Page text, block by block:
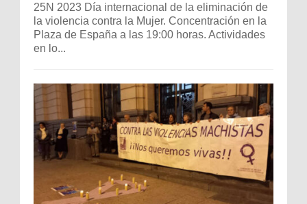
25N 2023 Día internacional de la eliminación de
la violencia contra la Mujer. Concentración en la
Plaza de España a las 19:00 horas. Actividades
en lo...